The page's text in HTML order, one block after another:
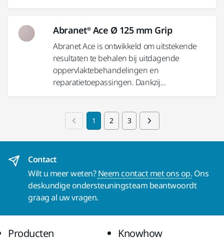
Abranet® Ace Ø 125 mm Grip
Abranet Ace is ontwikkeld om uitstekende
resultaten te behalen bij uitdagende
oppervlaktebehandelingen en
reparatietoepassingen. Dankzij...
1 2 3
Contact
Wilt u meer weten?Neem contact met ons op. Ons
deskundige ondersteuningsteam beantwoordt
graag al uw vragen.
Producten Knowhow